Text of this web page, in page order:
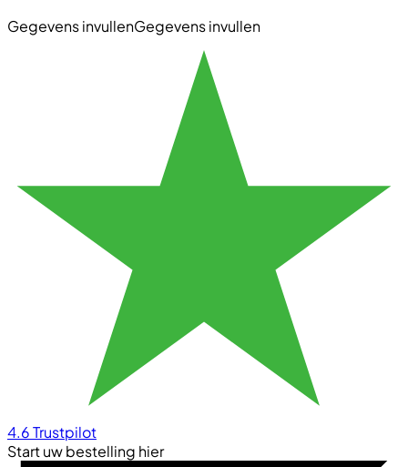
Gegevens invullenGegevens invullen
4.6Trustpilot
Start uw bestelling hier